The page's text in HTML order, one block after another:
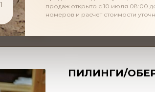
продаж открыто с 10 июля 08:00
номеров и расчет стоимости
ПИЛИНГИ/